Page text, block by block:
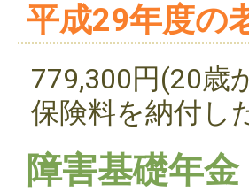
平成29年度の
779,300円(20歳
保険料を納付し
障害基礎年金